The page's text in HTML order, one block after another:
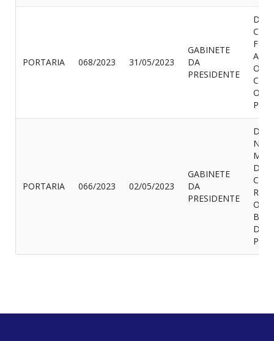
PORTARIA 068/2023 31/05/2023
GABINETE
DA
PRESIDENTE
PORTARIA 066/2023 02/05/2023
GABINETE
DA
PRESIDENTE
DA
DÁ